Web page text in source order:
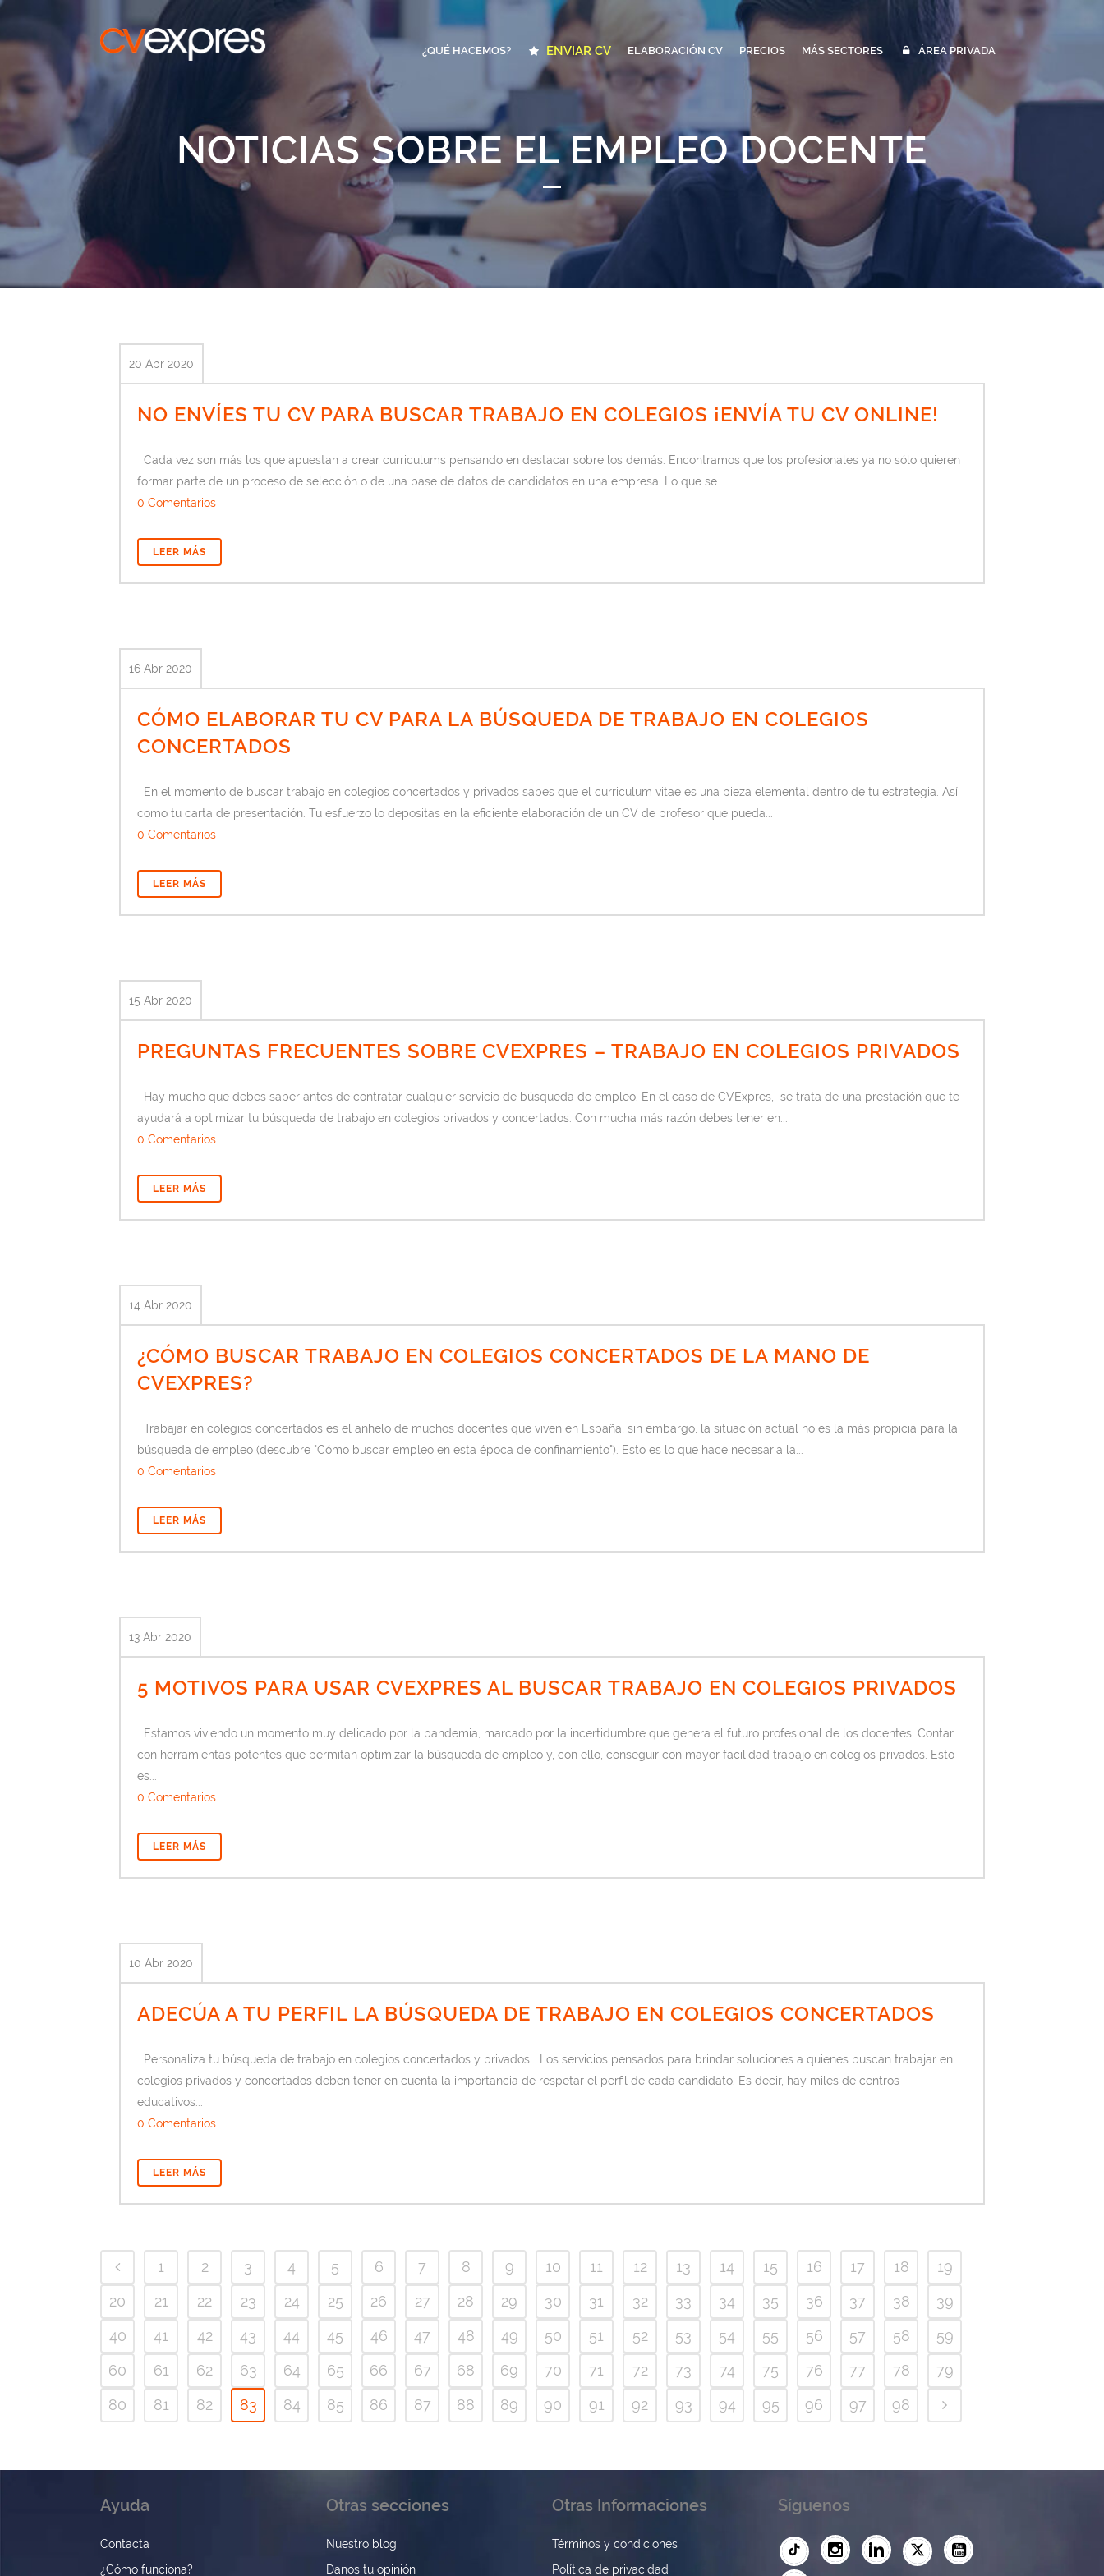
¿QUÉ HACEMOS? ENVIAR CV ELABORACIÓN CV PRECIOS MÁS SECTORES ÁREA PRIVADA
NOTICIAS SOBRE EL EMPLEO DOCENTE
20 Abr 2020
NO ENVÍES TU CV PARA BUSCAR TRABAJO EN COLEGIOS ¡ENVÍA TU CV ONLINE!
Cada vez son más los que apuestan a crear curriculums pensando en destacar sobre los demás. Encontramos que los profesionales ya no sólo quieren
formar parte de un proceso de selección o de una base de datos de candidatos en una empresa. Lo que se...
0 Comentarios
LEER MÁS
16 Abr 2020
CÓMO ELABORAR TU CV PARA LA BÚSQUEDA DE TRABAJO EN COLEGIOS
CONCERTADOS
En el momento de buscar trabajo en colegios concertados y privados sabes que el curriculum vitae es una pieza elemental dentro de tu estrategia. Así
como tu carta de presentación. Tu esfuerzo lo depositas en la eficiente elaboración de un CV de profesor que pueda...
0 Comentarios
LEER MÁS
15 Abr 2020
PREGUNTAS FRECUENTES SOBRE CVEXPRES – TRABAJO EN COLEGIOS PRIVADOS
Hay mucho que debes saber antes de contratar cualquier servicio de búsqueda de empleo. En el caso de CVExpres, se trata de una prestación que te
ayudará a optimizar tu búsqueda de trabajo en colegios privados y concertados. Con mucha más razón debes tener en...
0 Comentarios
LEER MÁS
14 Abr 2020
¿CÓMO BUSCAR TRABAJO EN COLEGIOS CONCERTADOS DE LA MANO DE
CVEXPRES?
Trabajar en colegios concertados es el anhelo de muchos docentes que viven en España, sin embargo, la situación actual no es la más propicia para la
búsqueda de empleo (descubre "Cómo buscar empleo en esta época de confinamiento"). Esto es lo que hace necesaria la...
0 Comentarios
LEER MÁS
13 Abr 2020
5 MOTIVOS PARA USAR CVEXPRES AL BUSCAR TRABAJO EN COLEGIOS PRIVADOS
Estamos viviendo un momento muy delicado por la pandemia, marcado por la incertidumbre que genera el futuro profesional de los docentes. Contar
con herramientas potentes que permitan optimizar la búsqueda de empleo y, con ello, conseguir con mayor facilidad trabajo en colegios privados. Esto
es...
0 Comentarios
LEER MÁS
10 Abr 2020
ADECÚA A TU PERFIL LA BÚSQUEDA DE TRABAJO EN COLEGIOS CONCERTADOS
Personaliza tu búsqueda de trabajo en colegios concertados y privados Los servicios pensados para brindar soluciones a quienes buscan trabajar en
colegios privados y concertados deben tener en cuenta la importancia de respetar el perfil de cada candidato. Es decir, hay miles de centros
educativos...
0 Comentarios
LEER MÁS
1 2 3 4 5 6 7 8 9 10 11 12 13 14 15 16 17 18
19
20
21 22 23 24 25 26 27 28 29 30 31 32 33 34 35 36 37 38
39
40
41 42 43 44 45 46 47 48 49 50 51 52 53 54 55 56 57 58
59
60
61 62 63 64 65 66 67 68 69 70 71 72 73 74 75 76 77 78
79
80
81 82 83 84 85 86 87 88 89 90 91 92 93 94 95 96 97 98
Ayuda
Contacta
¿Cómo funciona?
Otras secciones
Nuestro blog
Danos tu opinión
Otras Informaciones
Términos y condiciones
Política de privacidad
Síguenos